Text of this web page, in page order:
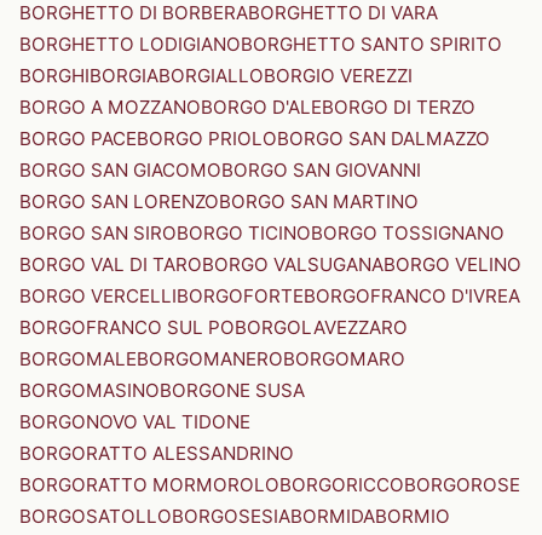
BORGHETTO DI BORBERABORGHETTO DI VARA
BORGHETTO LODIGIANOBORGHETTO SANTO SPIRITO
BORGHIBORGIABORGIALLOBORGIO VEREZZI
BORGO A MOZZANOBORGO D'ALEBORGO DI TERZO
BORGO PACEBORGO PRIOLOBORGO SAN DALMAZZO
BORGO SAN GIACOMOBORGO SAN GIOVANNI
BORGO SAN LORENZOBORGO SAN MARTINO
BORGO SAN SIROBORGO TICINOBORGO TOSSIGNANO
BORGO VAL DI TAROBORGO VALSUGANABORGO VELINO
BORGO VERCELLIBORGOFORTEBORGOFRANCO D'IVREA
BORGOFRANCO SUL POBORGOLAVEZZARO
BORGOMALEBORGOMANEROBORGOMARO
BORGOMASINOBORGONE SUSA
BORGONOVO VAL TIDONE
BORGORATTO ALESSANDRINO
BORGORATTO MORMOROLOBORGORICCOBORGOROSE
BORGOSATOLLOBORGOSESIABORMIDABORMIO